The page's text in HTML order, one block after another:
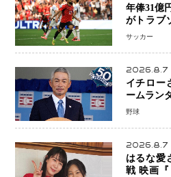
年俸31億
がトラブ
ーは「五
サッカー
2026.8.7
イチロー
ームラン
ならでは
野球
2026.8.7
はるな愛
戦 映画